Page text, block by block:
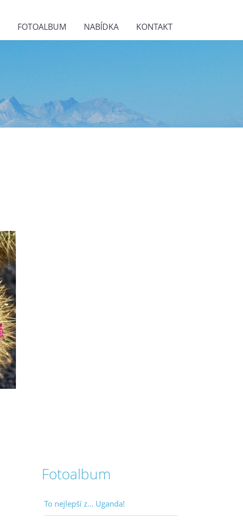
FOTOALBUM NABÍDKA KONTAKT
Fotoalbum
To nejlepší z... Uganda!